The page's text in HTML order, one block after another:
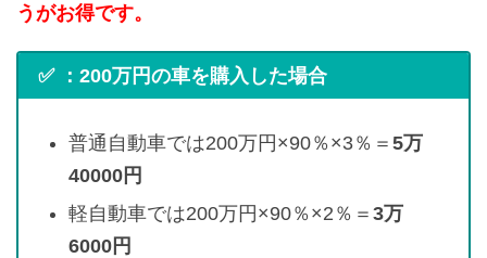
うがお得です。
✅ ：200万円の車を購入した場合
普通自動車では200万円×90％×3％＝ 5万
40000円
軽自動車では200万円×90％×2％＝ 3万
6000円